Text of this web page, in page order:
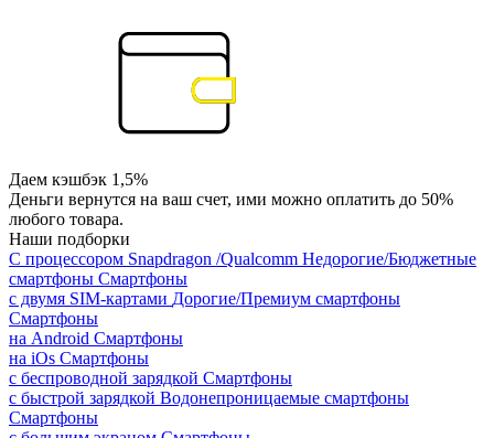
Даем кэшбэк 1,5%
Деньги вернутся на ваш счет, ими можно оплатить до 50%
любого товара.
Наши подборки
С процессором Snapdragon /Qualcomm Недорогие/Бюджетные
смартфоны Смартфоны
с двумя SIM-картами Дорогие/Премиум смартфоны
Смартфоны
на Android Смартфоны
на iOs Смартфоны
с беспроводной зарядкой Смартфоны
с быстрой зарядкой Водонепроницаемые смартфоны
Смартфоны